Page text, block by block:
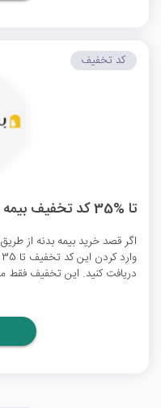
تا %35 کد تخفیف بیمه بدنه بیمه بازار
اگر قصد خرید بیمه بدنه از طریق
دریافت کنید. این تخفیف
کد تخفیف